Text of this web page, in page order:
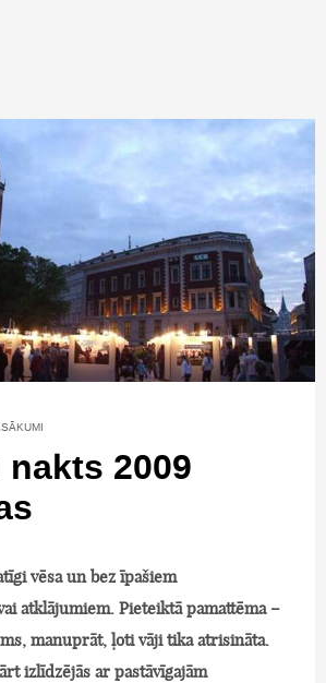
2009
vēsa un bez īpašiem
atklājumiem. Pieteiktā pamattēma –
manuprāt, ļoti vāji tika atrisināta.
izlīdzējās ar pastāvīgajām